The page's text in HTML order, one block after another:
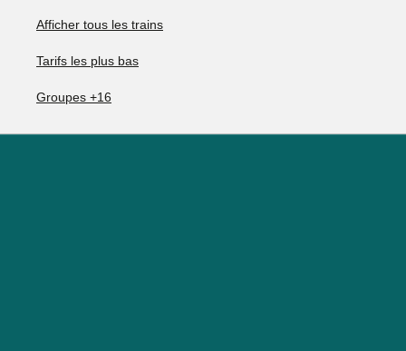
Afficher tous les trains
Tarifs les plus bas
Groupes +16